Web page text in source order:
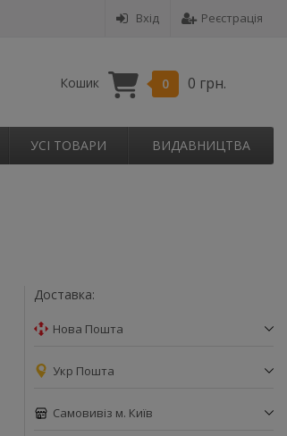
Вхід Реєстрація
Кошик 0 0 грн.
УСІ ТОВАРИ ВИДАВНИЦТВА
Доставка:
Нова Пошта
Укр Пошта
Самовивіз м. Київ